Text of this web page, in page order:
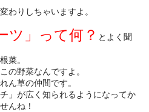
わりしちゃいますよ。
ツ」って何？ とよく聞
菜。
の野菜なんですよ。
ん草の仲間です。
」が広く知られるようになってか
んね！